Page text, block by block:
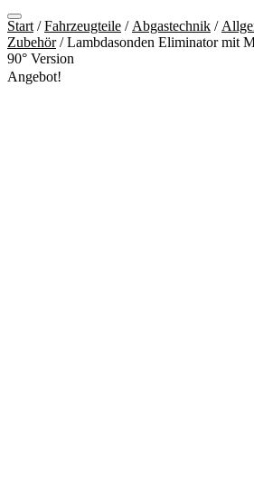
Start /Fahrzeugteile / Abgastechnik /
Zubehör/ Lambdasonden Eliminator mit
90° Version
Angebot!